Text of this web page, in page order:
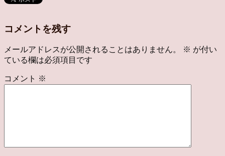
コメントを残す
メールアドレスが公開されることはありません。 ※ が付い
ている欄は必須項目です
コメント ※